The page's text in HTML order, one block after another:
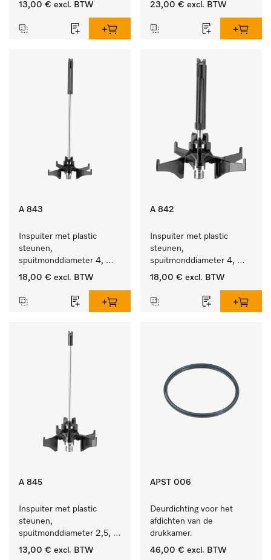
13,00 € excl. BTW 23,00 € excl. BTW
A 843
Inspuiter met plastic
steunen,
spuitmonddiameter 4,
lengte 185 mm, 1 stuk
18,00 € excl. BTW
A 842
Inspuiter met plastic
steunen,
spuitmonddiameter 4,
lengte 90 mm, 1 stuk
18,00 € excl. BTW
A 845
Inspuiter met plastic
steunen,
spuitmonddiameter 2,5,
lengte 125 mm, 1 stuk.
13,00 € excl. BTW
APST 006
Deurdichting voor het
afdichten van de
drukkamer.
46,00 € excl. BTW